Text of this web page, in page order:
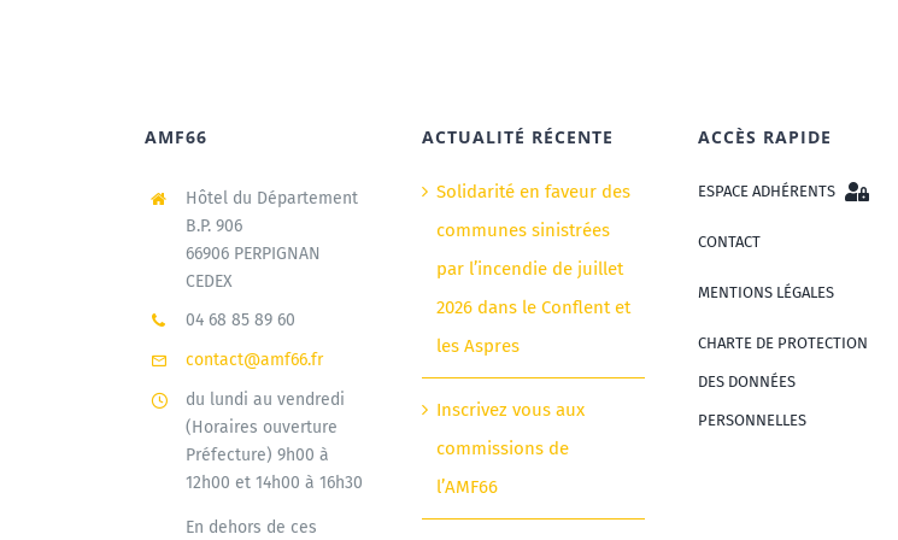
AMF66
Hôtel du Département
B.P. 906
66906 PERPIGNAN
CEDEX
04 68 85 89 60
contact@amf66.fr
du lundi au vendredi
(Horaires ouverture
Préfecture) 9h00 à
12h00 et 14h00 à 16h30
En dehors de ces
ACTUALITÉ RÉCENTE
Solidarité en faveur des
communes sinistrées
par l’incendie de juillet
2026 dans le Conflent et
les Aspres
Inscrivez vous aux
commissions de
l’AMF66
ACCÈS RAPIDE
ESPACE ADHÉRENTS
CONTACT
MENTIONS LÉGALES
CHARTE DE PROTECTION
DES DONNÉES
PERSONNELLES